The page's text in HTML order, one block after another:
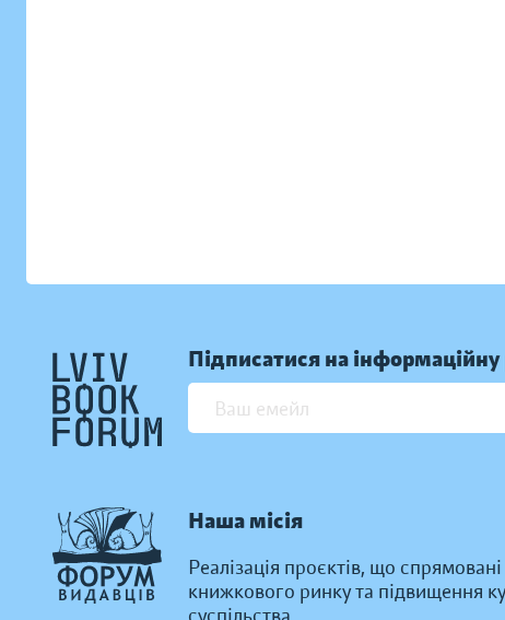
Підписатися на інформаційну
Наша місія
Реалізація проєктів, що
книжкового ринку та підвищення